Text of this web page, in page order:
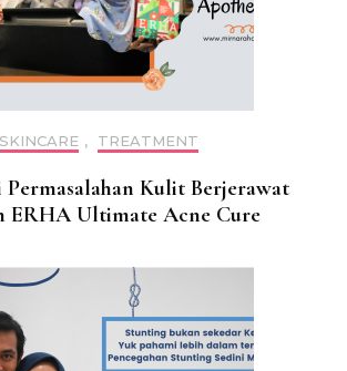
SKINCARE , TREATMENT
Permasalahan Kulit Berjerawat
ERHA Ultimate Acne Cure